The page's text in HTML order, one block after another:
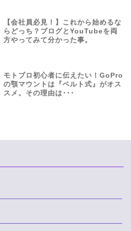
【会社員必見！】これから始めるな
らどっち？ブログとYouTubeを両
方やってみて分かった事。
モトブロ初心者に伝えたい！GoPro
の顎マウントは『ベルト式』がオス
スメ。その理由は･･･